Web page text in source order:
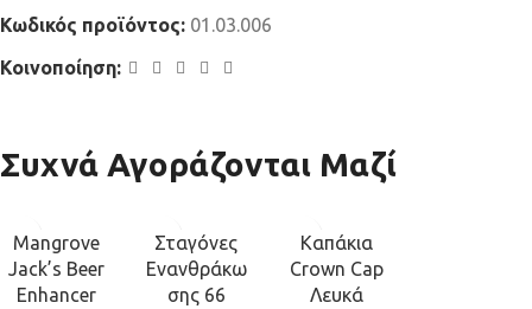
Κωδικός προϊόντος: 01.03.006
Κοινοποίηση:
Συχνά Αγοράζονται Μαζί
Mangrove
Jack’s Beer
Enhancer
Σταγόνες
Ενανθράκω
σης 66
Καπάκια
Crown Cap
Λευκά